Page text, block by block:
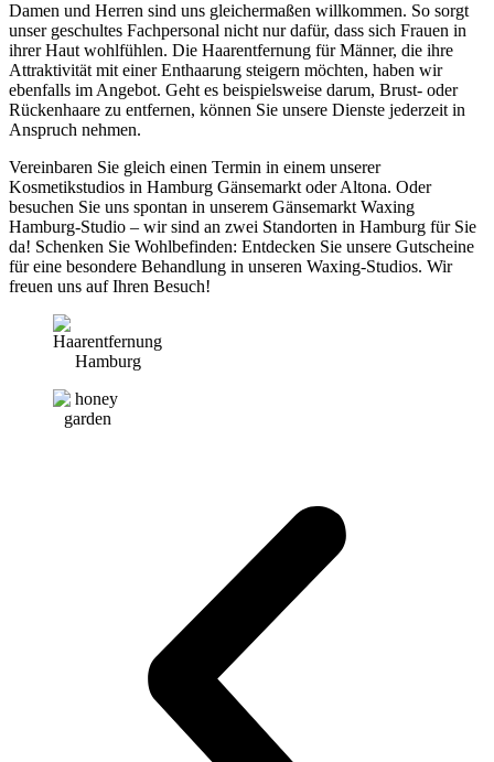
Damen und Herren sind uns gleichermaßen willkommen. So sorgt
unser geschultes Fachpersonal nicht nur dafür, dass sich Frauen in
ihrer Haut wohlfühlen. Die Haarentfernung für Männer, die ihre
Attraktivität mit einer Enthaarung steigern möchten, haben wir
ebenfalls im Angebot. Geht es beispielsweise darum, Brust- oder
Rückenhaare zu entfernen, können Sie unsere Dienste jederzeit in
Anspruch nehmen.
Vereinbaren Sie gleich einen Termin in einem unserer
Kosmetikstudios in Hamburg Gänsemarkt oder Altona. Oder
besuchen Sie uns spontan in unserem Gänsemarkt Waxing
Hamburg-Studio – wir sind an zwei Standorten in Hamburg für Sie
da! Schenken Sie Wohlbefinden: Entdecken Sie unsere Gutscheine
für eine besondere Behandlung in unseren Waxing-Studios. Wir
freuen uns auf Ihren Besuch!